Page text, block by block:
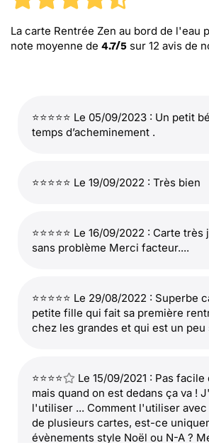
La carte Rentrée Zen au bord de l'eau
note moyenne de 4.7/5 sur 12 avis de
⭐⭐⭐⭐⭐ Le 05/09/2023 : Un petit
temps d’acheminement .
⭐⭐⭐⭐⭐ Le 19/09/2022 : Très bien
⭐⭐⭐⭐⭐ Le 16/09/2022 : Carte
sans problème Merci facteur....
⭐⭐⭐⭐⭐ Le 29/08/2022 : Superbe
petite fille qui fait sa première
chez les grandes et qui est un
⭐⭐⭐⭐
Le 15/09/2021 : Pas
mais quand on est dedans ça va !
l'utiliser ... Comment l'utiliser
de plusieurs cartes, est-ce
évènements style Noël ou N-A ?